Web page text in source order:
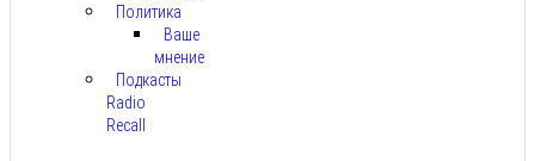
Политика
Ваше
мнение
Подкасты
Radio
Recall